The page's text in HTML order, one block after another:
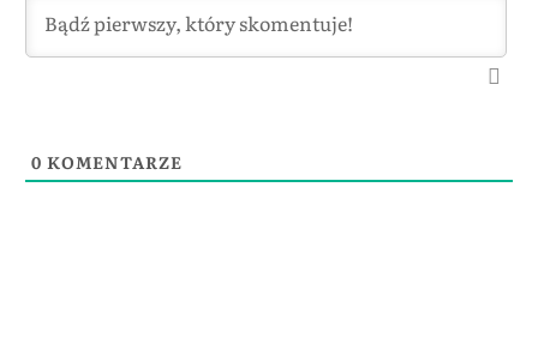
0 KOMENTARZE